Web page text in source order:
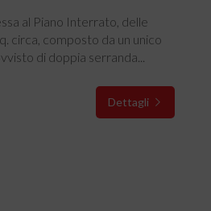
al Piano Interrato, delle
circa, composto da un unico
di doppia serranda...
Dettagli